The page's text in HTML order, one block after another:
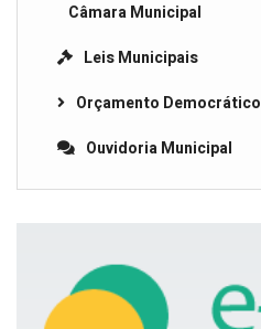
Câmara Municipal
Leis Municipais
Orçamento Democrático
Ouvidoria Municipal